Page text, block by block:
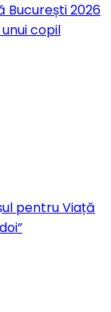
București 2026
copil
pentru Viață